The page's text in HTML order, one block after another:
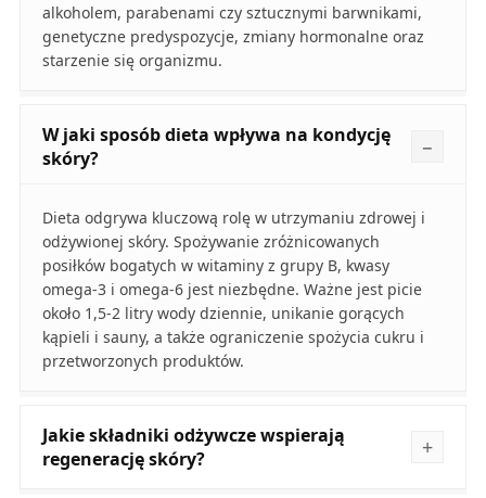
alkoholem, parabenami czy sztucznymi barwnikami,
genetyczne predyspozycje, zmiany hormonalne oraz
starzenie się organizmu.
W jaki sposób dieta wpływa na kondycję
skóry?
Dieta odgrywa kluczową rolę w utrzymaniu zdrowej i
odżywionej skóry. Spożywanie zróżnicowanych
posiłków bogatych w witaminy z grupy B, kwasy
omega-3 i omega-6 jest niezbędne. Ważne jest picie
około 1,5-2 litry wody dziennie, unikanie gorących
kąpieli i sauny, a także ograniczenie spożycia cukru i
przetworzonych produktów.
Jakie składniki odżywcze wspierają
regenerację skóry?